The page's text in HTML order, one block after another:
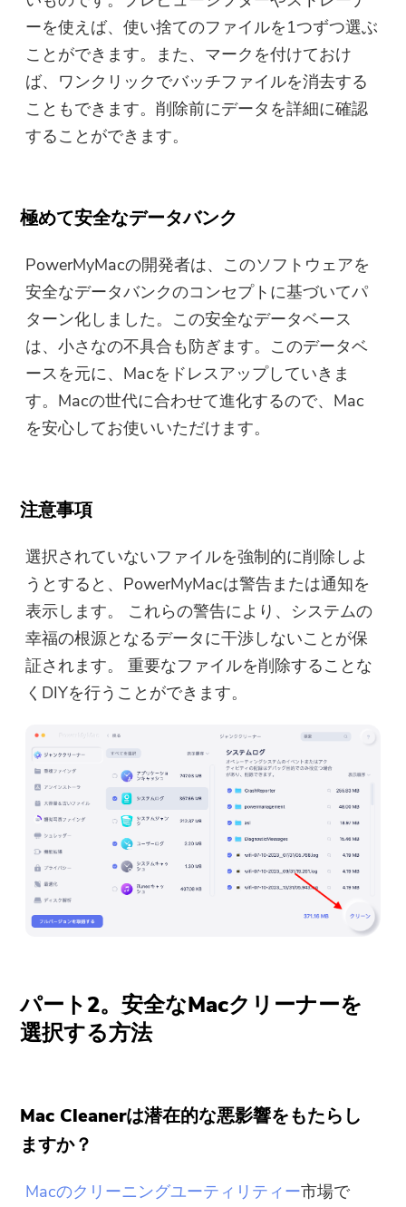
ーを使えば、使い捨てのファイルを1つずつ選ぶ
ことができます。また、マークを付けておけ
ば、ワンクリックでバッチファイルを消去する
こともできます。削除前にデータを詳細に確認
することができます。
極めて安全なデータバンク
PowerMyMacの開発者は、このソフトウェアを
安全なデータバンクのコンセプトに基づいてパ
ターン化しました。この安全なデータベース
は、小さなの不具合も防ぎます。このデータベ
ースを元に、Macをドレスアップしていきま
す。Macの世代に合わせて進化するので、Mac
を安心してお使いいただけます。
注意事項
選択されていないファイルを強制的に削除しよ
うとすると、PowerMyMacは警告または通知を
表示します。 これらの警告により、システムの
幸福の根源となるデータに干渉しないことが保
証されます。 重要なファイルを削除することな
くDIYを行うことができます。
パート2。安全なMacクリーナーを
選択する方法
Mac Cleanerは潜在的な悪影響をもたらし
ますか？
Macのクリーニングユーティリティー市場で